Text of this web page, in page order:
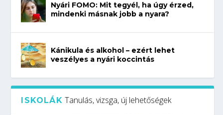
Nyári FOMO: Mit tegyél, ha úgy érzed,
mindenki másnak jobb a nyara?
Kánikula és alkohol – ezért lehet
veszélyes a nyári koccintás
ISKOLÁK Tanulás, vizsga, új lehetőségek